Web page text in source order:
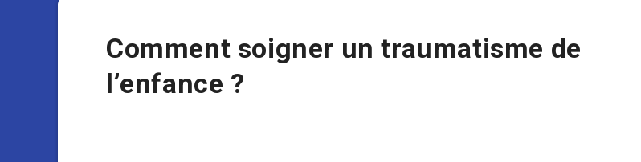
Comment soigner un traumatisme de
l’enfance ?